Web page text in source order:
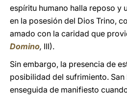
espíritu humano halla reposo y
en la posesión del Dios Trino,
amado con la caridad que
Domino, III).
Sin embargo, la presencia de
posibilidad del sufrimiento. San
enseguida de manifiesto